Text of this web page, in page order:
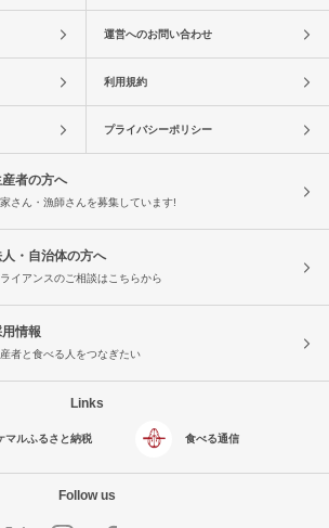
運営へのお問い合わせ
利用規約
プライバシーポリシー
者の方へ
さん・漁師さんを募集しています!
・自治体の方へ
イアンスのご相談はこちらから
情報
者と食べる人をつなぎたい
Links
マルふるさと納税 食べる通信
Follow us